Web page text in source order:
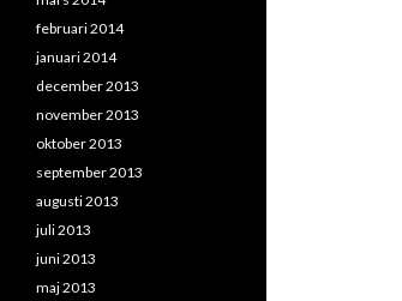
februari 2014
januari 2014
december 2013
november 2013
oktober 2013
september 2013
augusti 2013
juli 2013
juni 2013
maj 2013